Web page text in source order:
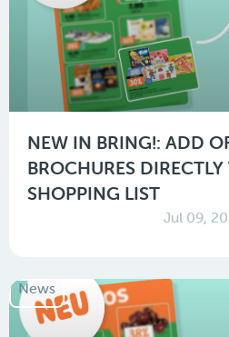
NEW IN BRING!: ADD
BROCHURES
SHOPPING LIST
Jul 09,
News